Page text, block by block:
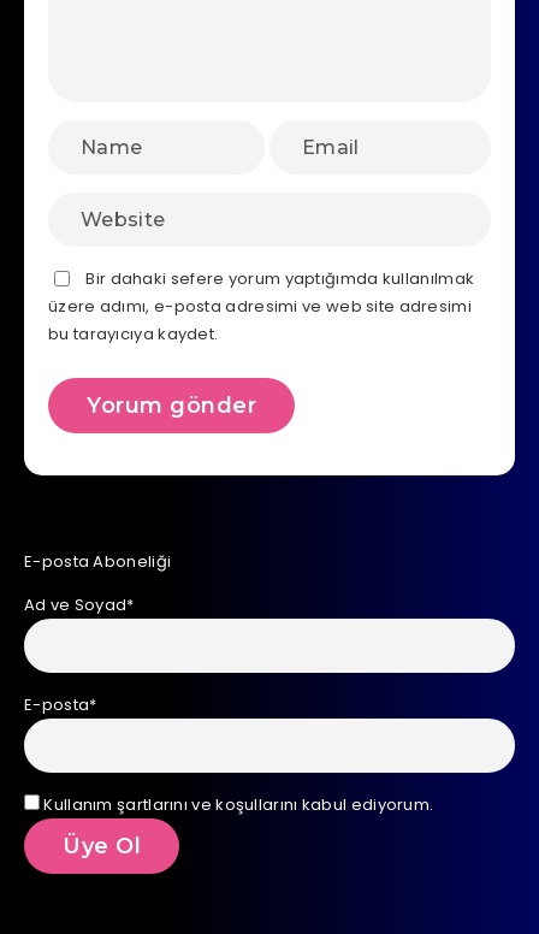
Bir dahaki sefere yorum yaptığımda kullanılmak
üzere adımı, e-posta adresimi ve web site adresimi
bu tarayıcıya kaydet.
E-posta Aboneliği
Ad ve Soyad*
E-posta*
Kullanım şartlarını ve koşullarını kabul ediyorum.